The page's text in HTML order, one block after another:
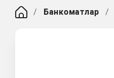
Банкоматлар